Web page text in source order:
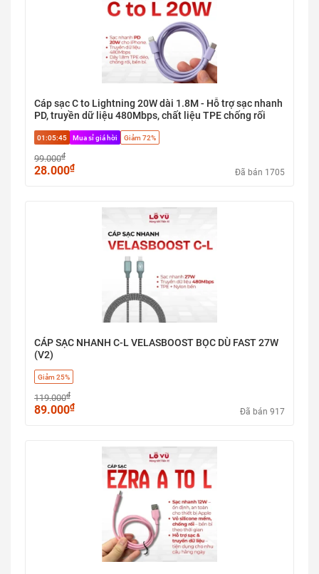
Cáp sạc C to Lightning 20W dài 1.8M - Hỗ trợ sạc nhanh
PD, truyền dữ liệu 480Mbps, chất liệu TPE chống rối
01:05:45 Mua sỉ giá hời Giảm 72%
99.000₫
28.000₫ Đã bán 1705
CÁP SẠC NHANH C-L VELASBOOST BỌC DÙ FAST 27W
(V2)
Giảm 25%
119.000₫
89.000₫ Đã bán 917